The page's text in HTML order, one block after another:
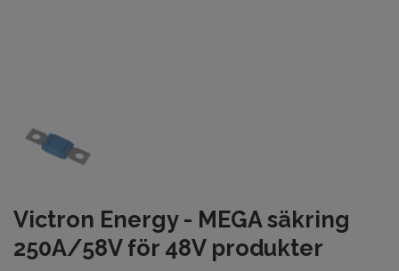
Victron Energy - MEGA säkring
250A/58V för 48V produkter